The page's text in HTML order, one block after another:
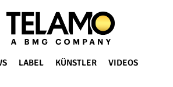
LABEL KÜNSTLER VIDEOS